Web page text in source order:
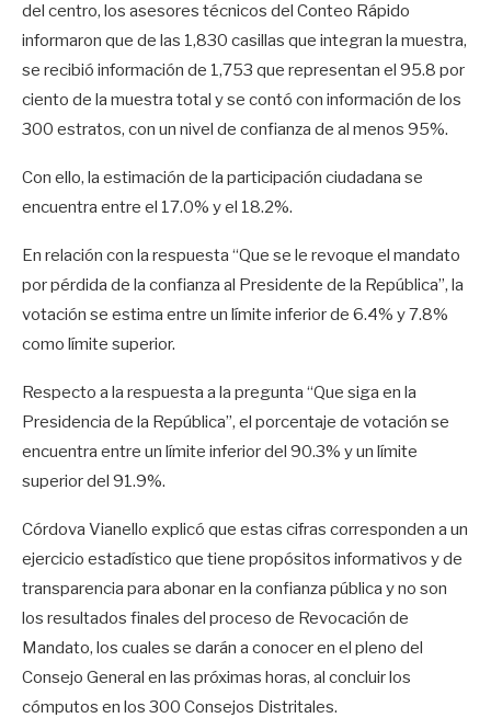
del centro, los asesores técnicos del Conteo Rápido
informaron que de las 1,830 casillas que integran la muestra,
se recibió información de 1,753 que representan el 95.8 por
ciento de la muestra total y se contó con información de los
300 estratos, con un nivel de confianza de al menos 95%.
Con ello, la estimación de la participación ciudadana se
encuentra entre el 17.0% y el 18.2%.
En relación con la respuesta “Que se le revoque el mandato
por pérdida de la confianza al Presidente de la República”, la
votación se estima entre un límite inferior de 6.4% y 7.8%
como límite superior.
Respecto a la respuesta a la pregunta “Que siga en la
Presidencia de la República”, el porcentaje de votación se
encuentra entre un límite inferior del 90.3% y un límite
superior del 91.9%.
Córdova Vianello explicó que estas cifras corresponden a un
ejercicio estadístico que tiene propósitos informativos y de
transparencia para abonar en la confianza pública y no son
los resultados finales del proceso de Revocación de
Mandato, los cuales se darán a conocer en el pleno del
Consejo General en las próximas horas, al concluir los
cómputos en los 300 Consejos Distritales.